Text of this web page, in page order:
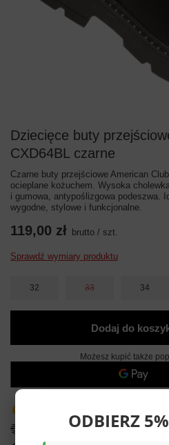
Dziecięce buty
CXD64BL czarne
Czarne buty przejściowe American
ocieplane kożuchem. Wysoka
i gumowa, antypoślizgowa podeszwa.
wygodne, stylowe i funkcjonalne.
119,00 zł brutto / szt.
Sprawdź wymiary produktu
32 33 34
Dodaj do
Możesz kupić także
Darmowa i szybka dostawa
ODBIERZ